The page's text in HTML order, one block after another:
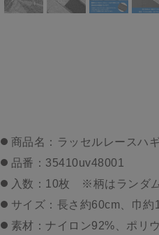
商品名：ラッセルレースハ
品番：35410uv48001
入数：10枚 ※柄はランダム
サイズ：長さ約60cm、巾約
素材：ナイロン92%、ポリ